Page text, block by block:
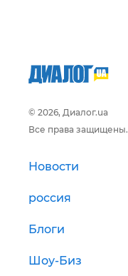
© 2026, Диалог.ua
Все права защищены.
Новости
россия
Блоги
Шоу-Биз